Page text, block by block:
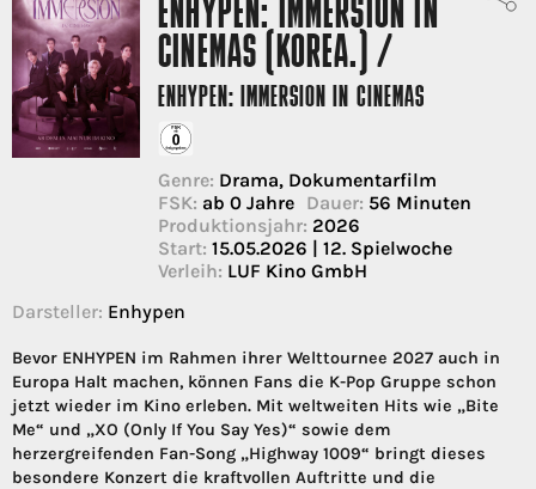
ENHYPEN: IMMERSION IN
CINEMAS (KOREA.) /
ENHYPEN: IMMERSION IN CINEMAS
Genre: Drama, Dokumentarfilm
FSK: ab 0 Jahre Dauer: 56 Minuten
Produktionsjahr: 2026
Start: 15.05.2026 | 12. Spielwoche
Verleih: LUF Kino GmbH
Darsteller: Enhypen
Bevor ENHYPEN im Rahmen ihrer Welttournee 2027 auch in
Europa Halt machen, können Fans die K-Pop Gruppe schon
jetzt wieder im Kino erleben. Mit weltweiten Hits wie „Bite
Me“ und „XO (Only If You Say Yes)“ sowie dem
herzergreifenden Fan-Song „Highway 1009“ bringt dieses
besondere Konzert die kraftvollen Auftritte und die